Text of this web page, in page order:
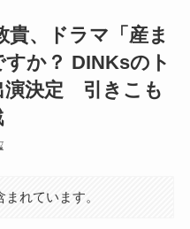
貴、ドラマ「産ま
か？ DINKsのト
演決定 引きこも
れています。